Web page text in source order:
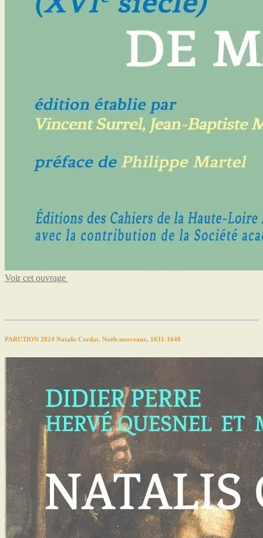
Voir cet ouvrage
PARUTION 2024 Natalis Cordat, Noëls nouveaux, 1631-1648